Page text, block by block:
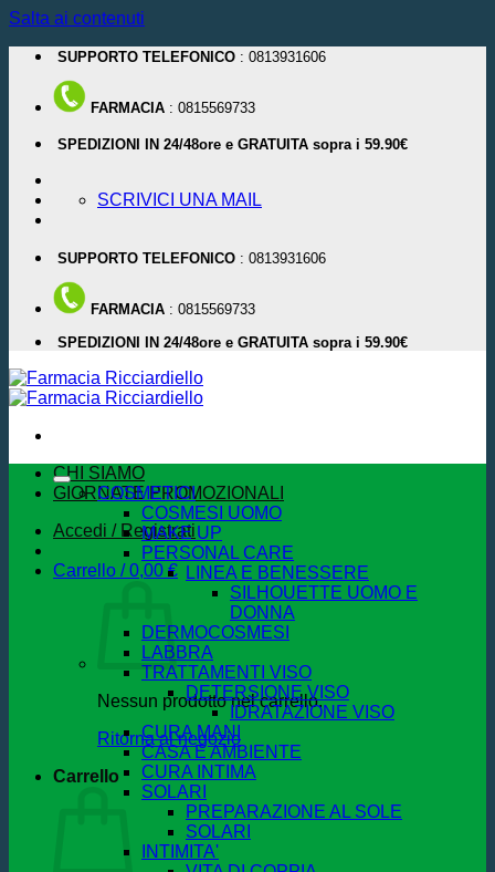
Salta ai contenuti
SUPPORTO TELEFONICO : 0813931606
FARMACIA : 0815569733
SPEDIZIONI IN 24/48ore e GRATUITA sopra i 59.90€
SCRIVICI UNA MAIL
SUPPORTO TELEFONICO : 0813931606
FARMACIA : 0815569733
SPEDIZIONI IN 24/48ore e GRATUITA sopra i 59.90€
CHI SIAMO
GIORNATE PROMOZIONALI
Accedi / Registrati
Carrello /0,00 €
Nessun prodotto nel carrello.
Ritorna al negozio
Carrello
COSMETICI
COSMESI UOMO
MAKE UP
PERSONAL CARE
LINEA E BENESSERE
SILHOUETTE UOMO E
DONNA
DERMOCOSMESI
LABBRA
TRATTAMENTI VISO
DETERSIONE VISO
IDRATAZIONE VISO
CURA MANI
CASA E AMBIENTE
CURA INTIMA
SOLARI
PREPARAZIONE AL SOLE
SOLARI
INTIMITA'